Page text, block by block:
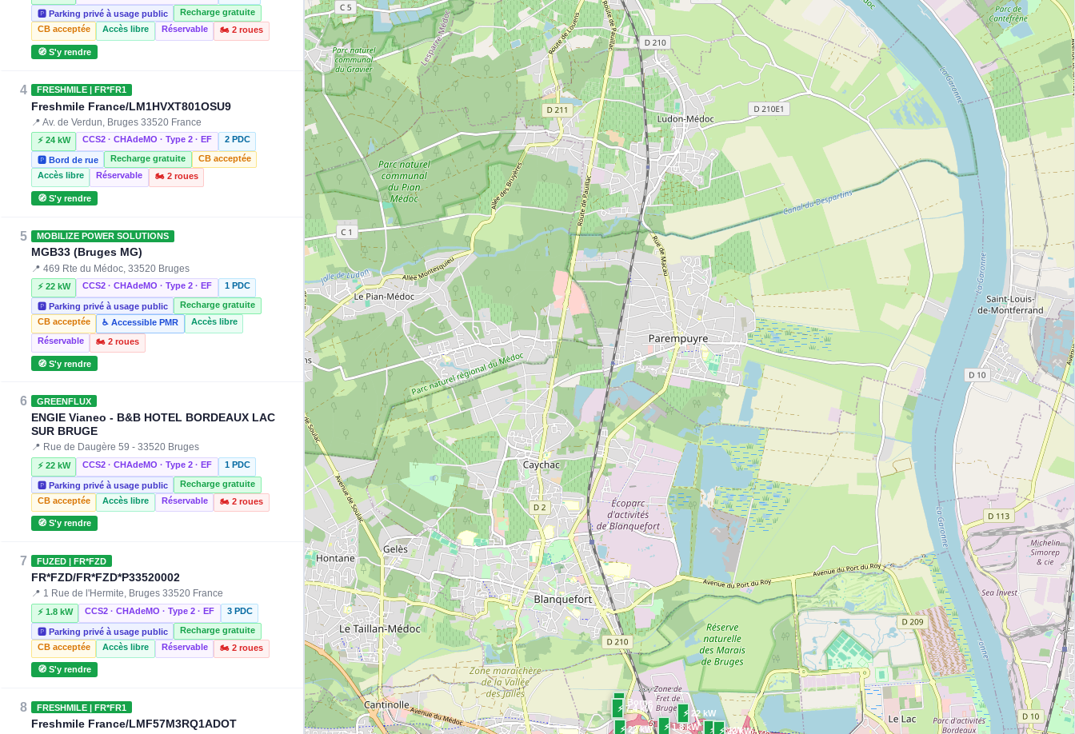
🅿️ Parking privé à usage public
Recharge gratuite
CB acceptée
Accès libre Réservable 🏍️ 2 roues
🧭 S'y rendre
4 FRESHMILE | FR*FR1
Freshmile France/LM1HVXT801OSU9
📍 Av. de Verdun, Bruges 33520 France
⚡ 24 kW CCS2 · CHAdeMO · Type 2 · EF 2 PDC
🅿️ Bord de rue Recharge gratuite
CB acceptée
Accès libre
Réservable 🏍️ 2 roues
🧭 S'y rendre
5 MOBILIZE POWER SOLUTIONS
MGB33 (Bruges MG)
📍 469 Rte du Médoc, 33520 Bruges
⚡ 22 kW CCS2 · CHAdeMO · Type 2 · EF 1 PDC
🅿️ Parking privé à usage public
Recharge gratuite
CB acceptée
♿ Accessible PMR
Accès libre
Réservable
🏍️ 2 roues
🧭 S'y rendre
6 GREENFLUX
ENGIE Vianeo - B&B HOTEL BORDEAUX LAC
SUR BRUGE
📍 Rue de Daugère 59 - 33520 Bruges
⚡ 22 kW CCS2 · CHAdeMO · Type 2 · EF 1 PDC
🅿️ Parking privé à usage public
Recharge gratuite
CB acceptée
Accès libre Réservable 🏍️ 2 roues
🧭 S'y rendre
7 FUZED | FR*FZD
FR*FZD/FR*FZD*P33520002
📍 1 Rue de l'Hermite, Bruges 33520 France
⚡ 1.8 kW CCS2 · CHAdeMO · Type 2 · EF 3 PDC
🅿️ Parking privé à usage public
Recharge gratuite
CB acceptée
Accès libre Réservable 🏍️ 2 roues
🧭 S'y rendre
8 FRESHMILE | FR*FR1
Freshmile France/LMF57M3RQ1ADOT
⚡ 7.4 kW
⚡ 22 kW ⚡ 22 kW
⚡ 22 kW
⚡ 1.8 kW
⚡ 22 kW
⚡ Borne